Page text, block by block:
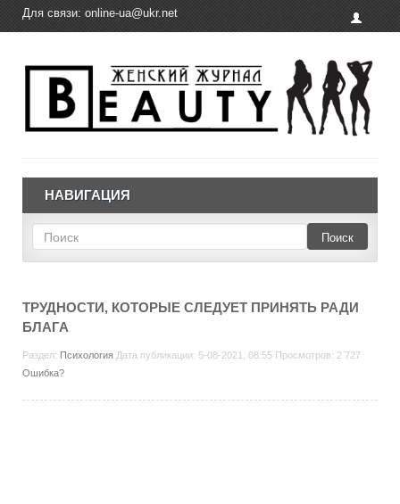
Для связи: online-ua@ukr.net
НАВИГАЦИЯ
Поиск
ТРУДНОСТИ, КОТОРЫЕ СЛЕДУЕТ ПРИНЯТЬ РАДИ
БЛАГА
Раздел: Психология Дата публикации: 5-08-2021, 08:55 Просмотров: 2 727
Ошибка?